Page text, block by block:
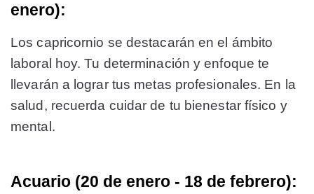
enero):
Los capricornio se destacarán en el ámbito
laboral hoy. Tu determinación y enfoque te
llevarán a lograr tus metas profesionales. En la
salud, recuerda cuidar de tu bienestar físico y
mental.
Acuario (20 de enero - 18 de febrero):